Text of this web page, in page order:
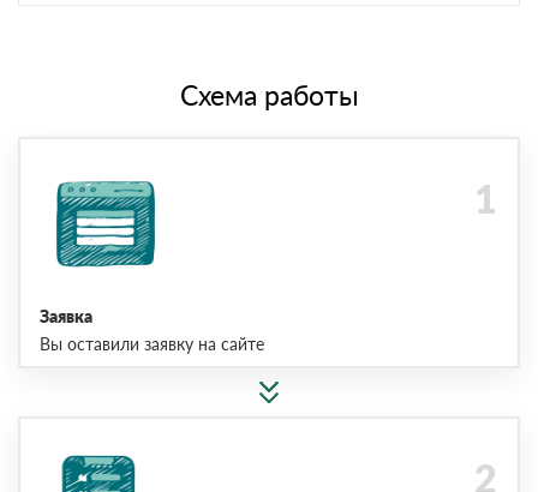
Схема работы
Заявка
Вы оставили заявку на сайте